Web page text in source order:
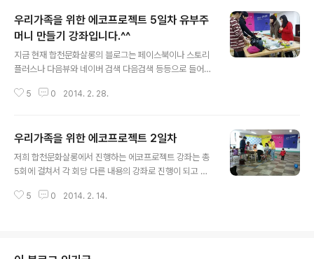
우리가족을 위한 에코프로젝트 5일차 유부주
머니 만들기 강좌입니다.^^
지금 현재 합천문화살롱의 블로그는 페이스북이나 스토리
플러스나 다음뷰와 네이버 검색 다음검색 등등으로 들어
들께서는 어색하지 않으시겠지만 다른경로로 오신분은 이
는 어디로 날아갔는가 싶은 생각에 어수선 하실수도 있겠
군요. 그래서 미리 얘기를 하고 진행하도록 하겠습니다. 4
일차 포스팅은 제가 휴가받아서 어디론가 가버리는 바람에
그렇게 되어서 천연세제만들기 강좌에 대한 포스팅은 하지
5 0 2014. 2. 28.
우리가족을 위한 에코프로젝트 2일차
저희 합천문화살롱에서 진행하는 에코프로젝트 강좌는 총
5회에 걸쳐서 각 회당 다른 내용의 강좌로 진행이 되고 있
첨가한 천연디자인비누 그리고 첨가물질을 이용한 피부타
가는 느낌이 듭니다. 헌데 저기에 들어가는건 황토가루나
5 0 2014. 2. 14.